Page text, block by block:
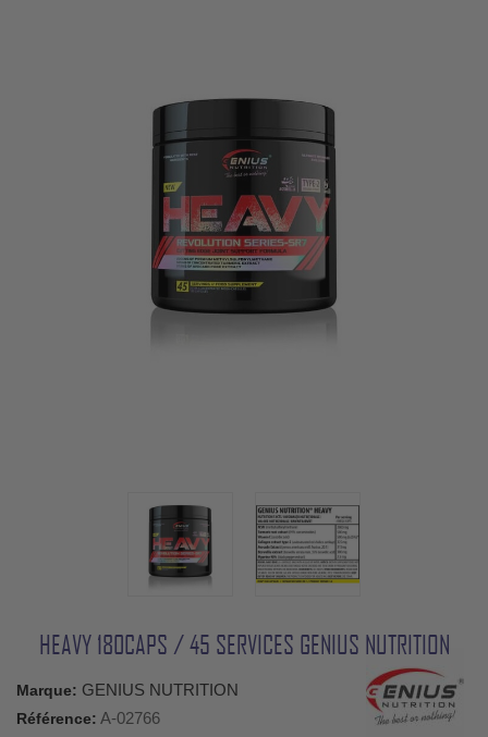
HEAVY 180CAPS / 45 SERVICES GENIUS NUTRITION
Marque: GENIUS NUTRITION
Référence: A-02766